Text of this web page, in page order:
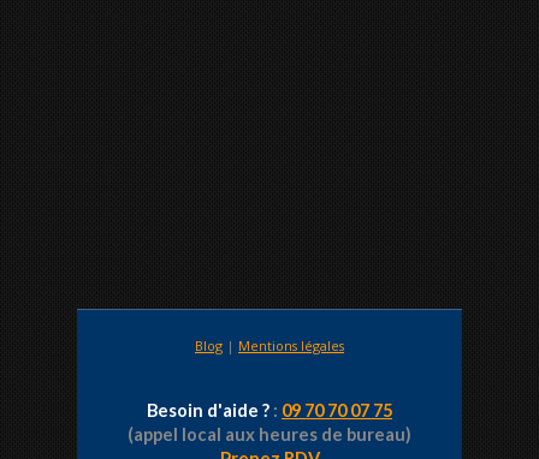
Blog | Mentions légales
Besoin d'aide ? : 09 70 70 07 75
(appel local aux heures de bureau)